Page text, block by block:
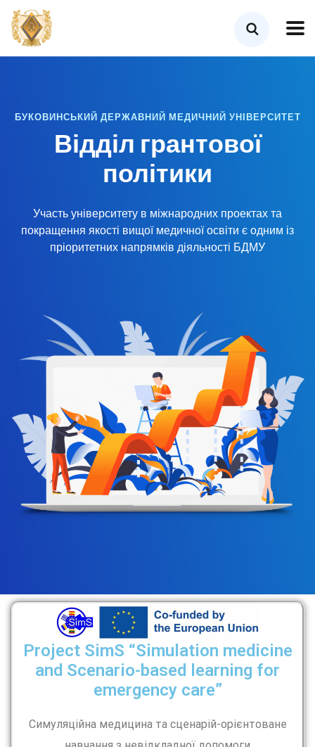
БУКОВИНСЬКИЙ ДЕРЖАВНИЙ МЕДИЧНИЙ УНІВЕРСИТЕТ
Відділ грантової
політики
Участь університету в міжнародних проектах та
покращення якості вищої медичної освіти є одним із
пріоритетних напрямків діяльності БДМУ
Project SimS “Simulation medicine
and Scenario-based learning for
emergency care”
Симуляційна медицина та сценарій-орієнтоване